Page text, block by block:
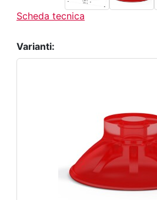
Scheda tecnica
Varianti: